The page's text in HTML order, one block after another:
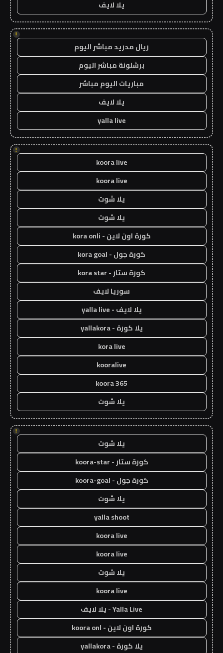
يلا لايف
!
ريال مدريد مباشر اليوم
برشلونة مباشر اليوم
مباريات اليوم مباشر
يلا لايف
yalla live
!
koora live
koora live
يلا شوت
يلا شوت
كورة اون لاين - kora onli
كورة جول - kora goal
كورة ستار - kora star
سوريا لايف
يلا لايف - yalla live
يلا كورة - yallakora
kora live
kooralive
koora 365
يلا شوت
!
يلا شوت
كورة ستار - koora-star
كورة جول - koora-goal
يلا شوت
yalla shoot
koora live
koora live
يلا شوت
koora live
Yalla Live - يلا لايف
كورة اون لاين - koora onl
يلا كورة - yallakora